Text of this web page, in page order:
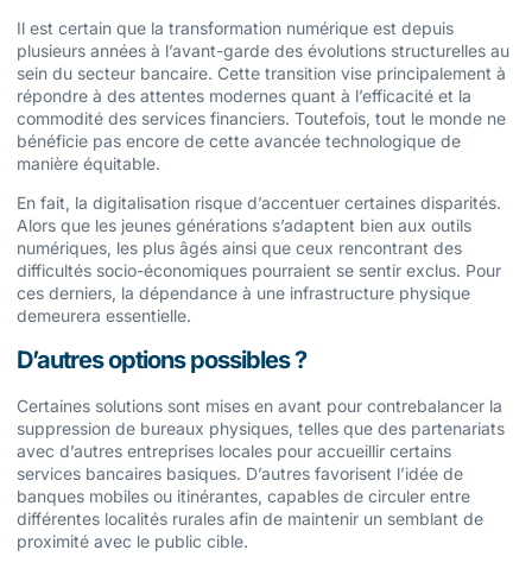
Il est certain que la transformation numérique est depuis
plusieurs années à l’avant-garde des évolutions structurelles au
sein du secteur bancaire. Cette transition vise principalement à
répondre à des attentes modernes quant à l’efficacité et la
commodité des services financiers. Toutefois, tout le monde ne
bénéficie pas encore de cette avancée technologique de
manière équitable.
En fait, la digitalisation risque d’accentuer certaines disparités.
Alors que les jeunes générations s’adaptent bien aux outils
numériques, les plus âgés ainsi que ceux rencontrant des
difficultés socio-économiques pourraient se sentir exclus. Pour
ces derniers, la dépendance à une infrastructure physique
demeurera essentielle.
D’autres options possibles ?
Certaines solutions sont mises en avant pour contrebalancer la
suppression de bureaux physiques, telles que des partenariats
avec d’autres entreprises locales pour accueillir certains
services bancaires basiques. D’autres favorisent l’idée de
banques mobiles ou itinérantes, capables de circuler entre
différentes localités rurales afin de maintenir un semblant de
proximité avec le public cible.